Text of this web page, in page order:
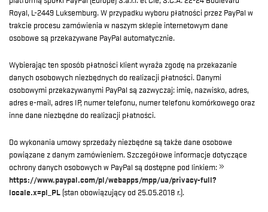
Royal, L-2449 Luksemburg. W przypadku wyboru płatności przez PayPal w
trakcie procesu zamówienia w naszym sklepie internetowym dane
osobowe są przekazywane PayPal automatycznie.
Wybierając ten sposób płatności klient wyraża zgodę na przekazanie
danych osobowych niezbędnych do realizacji płatności. Danymi
osobowymi przekazywanymi PayPal są zazwyczaj: imię, nazwisko, adres,
adres e-mail, adres IP, numer telefonu, numer telefonu komórkowego oraz
inne dane niezbędne do realizacji płatności.
Do wykonania umowy sprzedaży niezbędne są także dane osobowe
powiązane z danym zamówieniem. Szczegółowe informacje dotyczące
ochrony danych osobowych w PayPal są dostępne pod linkiem:
https://www.paypal.com/pl/webapps/mpp/ua/privacy-full?
locale.x=pl_PL (stan obowiązujący od 25.05.2018 r.).